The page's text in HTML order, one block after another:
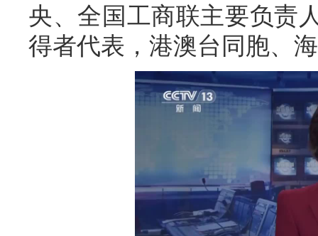
央、全国工商联主要负责
得者代表，港澳台同胞、